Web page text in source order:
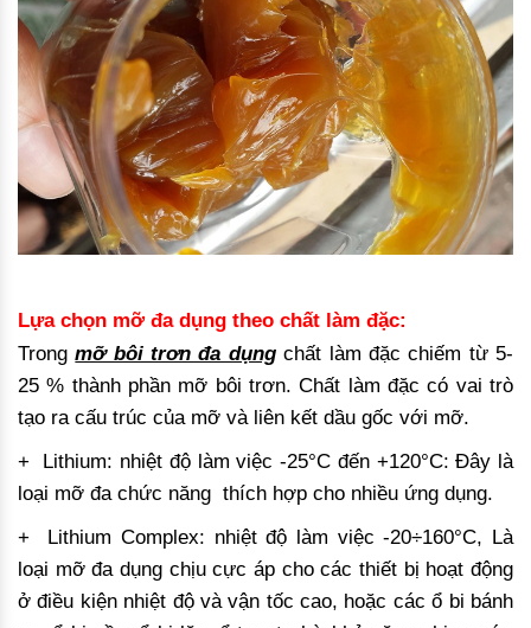
Lựa chọn mỡ đa dụng theo chất làm đặc:
Trongmỡ bôi trơn đa dụngchất làm đặc chiếm từ 5-
25 % thành phần mỡ bôi trơn. Chất làm đặc có vai trò
tạo ra cấu trúc của mỡ và liên kết dầu gốc với mỡ.
+ Lithium: nhiệt độ làm việc -25°C đến +120°C: Đây là
loại mỡ đa chức năng thích hợp cho nhiều ứng dụng.
+ Lithium Complex: nhiệt độ làm việc -20÷160°C, Là
loại mỡ đa dụng chịu cực áp cho các thiết bị hoạt động
ở điều kiện nhiệt độ và vận tốc cao, hoặc các ổ bi bánh